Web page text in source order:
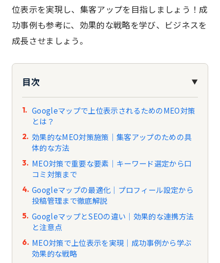
位表示を実現し、集客アップを目指しましょう！成
功事例も参考に、効果的な戦略を学び、ビジネスを
成長させましょう。
目次 ▼
Googleマップで上位表示されるためのMEO対策
とは？
効果的なMEO対策施策｜集客アップのための具
体的な方法
MEO対策で重要な要素｜キーワード選定から口
コミ対策まで
Googleマップの最適化｜プロフィール設定から
投稿管理まで徹底解説
GoogleマップとSEOの違い｜効果的な連携方法
と注意点
MEO対策で上位表示を実現｜成功事例から学ぶ
効果的な戦略